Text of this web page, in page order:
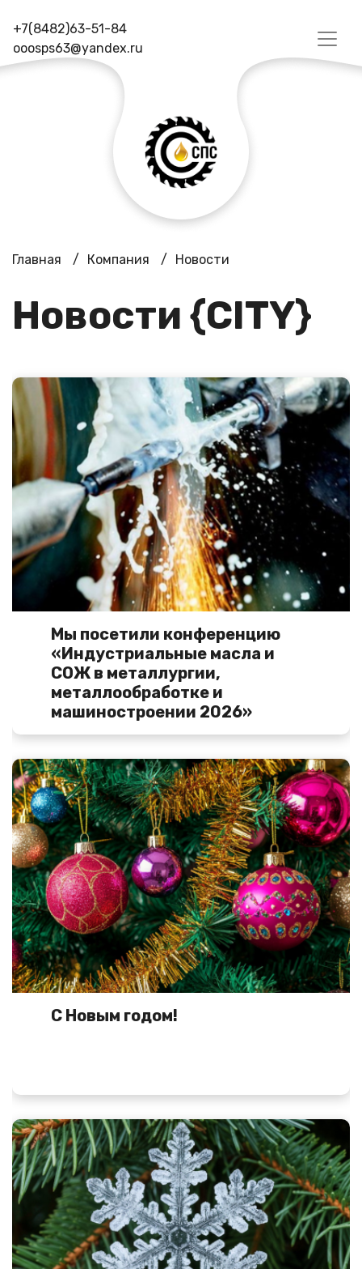
+7(8482)63-51-84
ooosps63@yandex.ru
Главная / Компания / Новости
Новости {CITY}
Мы посетили конференцию
«Индустриальные масла и
СОЖ в металлургии,
металлообработке и
машиностроении 2026»
С Новым годом!